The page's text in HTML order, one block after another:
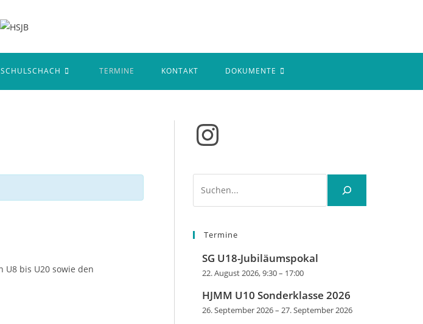
SCHULSCHACH TERMINE KONTAKT DOKUMENTE
U8 bis U20 sowie den
Instagram
Termine
SG U18-Jubiläumspokal
22. August 2026, 9:30– 17:00
HJMM U10 Sonderklasse 2026
26. September 2026– 27. September 2026